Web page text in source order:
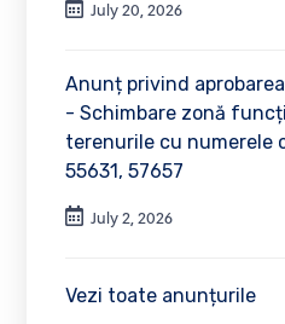
July 20, 2026
Anunț privind
- Schimbare zonă
terenurile cu numerele
55631, 57657
July 2, 2026
Vezi toate anunțurile